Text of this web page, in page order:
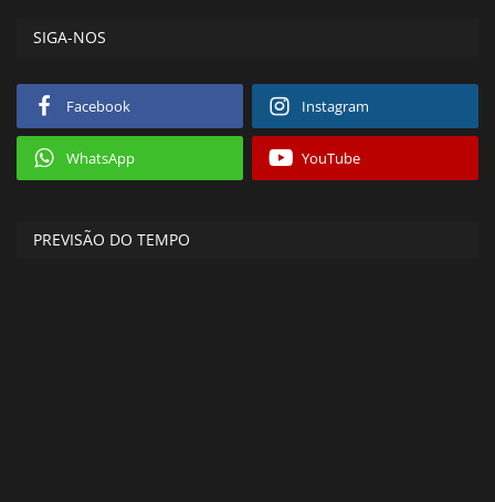
SIGA-NOS
Facebook Instagram
WhatsApp YouTube
PREVISÃO DO TEMPO